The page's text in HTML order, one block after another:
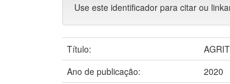
Use este identificador para citar ou
Título:
Ano de publicação:
2020